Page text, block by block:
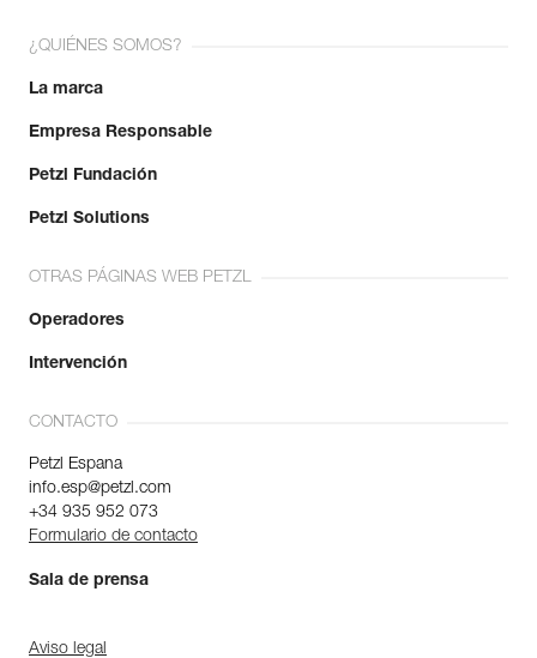
¿QUIÉNES SOMOS?
La marca
Empresa Responsable
Petzl Fundación
Petzl Solutions
OTRAS PÁGINAS WEB PETZL
Operadores
Intervención
CONTACTO
Petzl Espana
info.esp@petzl.com
+34 935 952 073
Formulario de contacto
Sala de prensa
Aviso legal